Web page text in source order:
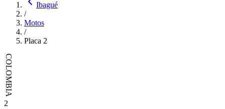
Ibagué
/
Motos
/
Placa 2
COLOMBIA
2